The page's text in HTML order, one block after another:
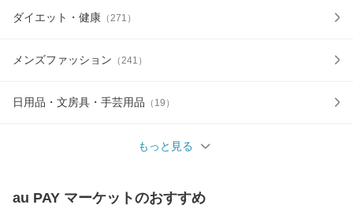
ダイエット・健康 （271 ）
メンズファッション （241 ）
日用品・文房具・手芸用品 （ 19 ）
もっと見る
au PAY マーケットのおすすめ